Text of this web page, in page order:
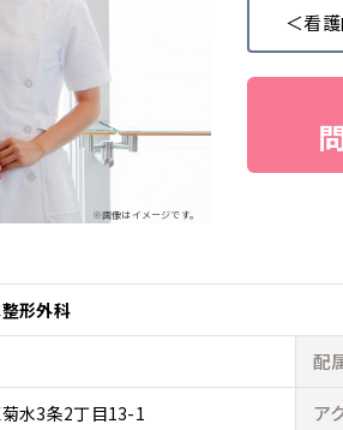
※画像はイメージです。
＜看
形外科
配
水3条2丁目13-1 ア